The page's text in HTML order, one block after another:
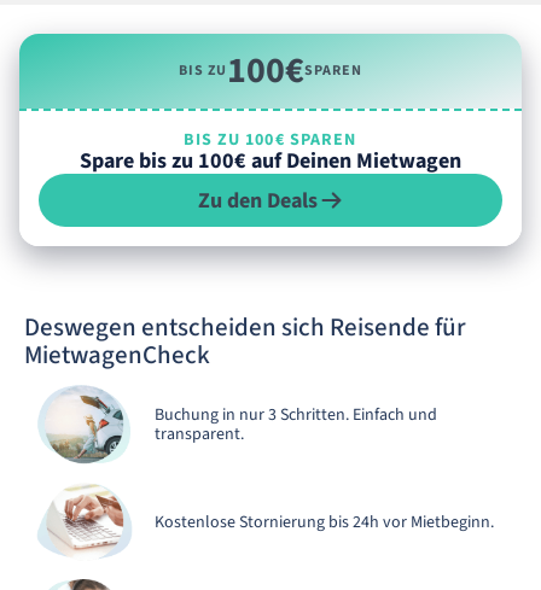
BIS ZU100€SPAREN
BIS ZU 100€ SPAREN
Spare bis zu 100€ auf Deinen Mietwagen
Zu den Deals
Deswegen entscheiden sich Reisende für
MietwagenCheck
Buchung in nur 3 Schritten. Einfach und
transparent.
Kostenlose Stornierung bis 24h vor Mietbeginn.